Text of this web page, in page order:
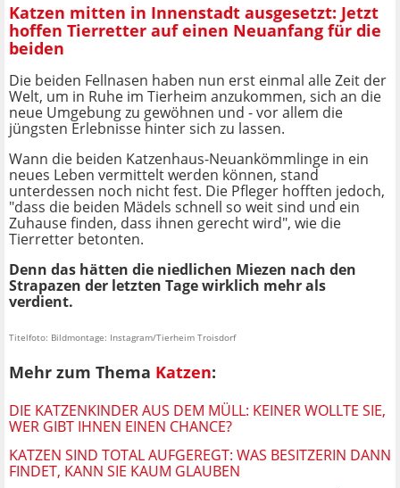
Katzen mitten in Innenstadt ausgesetzt: Jetzt
hoffen Tierretter auf einen Neuanfang für die
beiden
Die beiden Fellnasen haben nun erst einmal alle Zeit der
Welt, um in Ruhe im Tierheim anzukommen, sich an die
neue Umgebung zu gewöhnen und - vor allem die
jüngsten Erlebnisse hinter sich zu lassen.
Wann die beiden Katzenhaus-Neuankömmlinge in ein
neues Leben vermittelt werden können, stand
unterdessen noch nicht fest. Die Pfleger hofften jedoch,
"dass die beiden Mädels schnell so weit sind und ein
Zuhause finden, dass ihnen gerecht wird", wie die
Tierretter betonten.
Denn das hätten die niedlichen Miezen nach den
Strapazen der letzten Tage wirklich mehr als
verdient.
Titelfoto: Bildmontage: Instagram/Tierheim Troisdorf
Mehr zum Thema Katzen:
DIE KATZENKINDER AUS DEM MÜLL: KEINER WOLLTE SIE,
WER GIBT IHNEN EINEN CHANCE?
KATZEN SIND TOTAL AUFGEREGT: WAS BESITZERIN DANN
FINDET, KANN SIE KAUM GLAUBEN